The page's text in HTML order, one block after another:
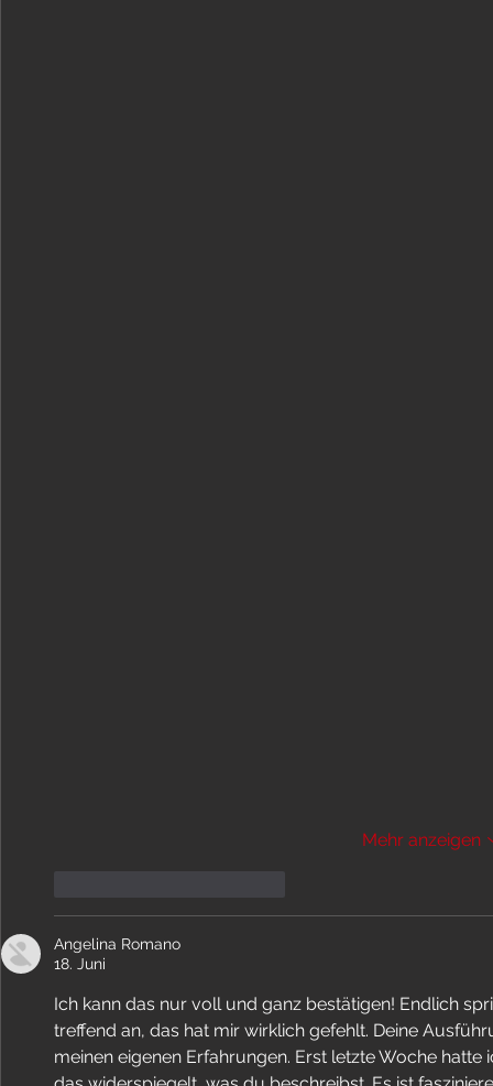
Mehr anzeigen
Angelina Romano
18. Juni
Ich kann das nur voll und ganz bestätigen! Endlich
treffend an, das hat mir wirklich gefehlt. Deine
meinen eigenen Erfahrungen. Erst letzte Woche